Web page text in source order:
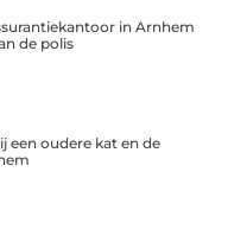
in Arnhem
de polis
een oudere kat en de